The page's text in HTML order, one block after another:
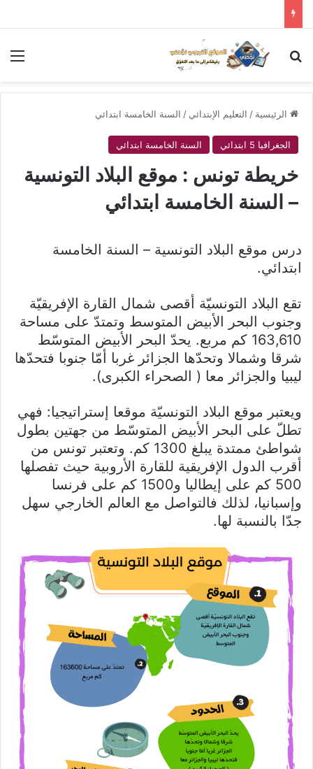
بحث عن
الرئيسية / التعليم الإبتدائي / السنة الخامسة ابتدائي
الجغرافيا 5 ابتدائي السنة الخامسة ابتدائي
خريطة تونس : موقع البلاد التونسية
– السنة الخامسة ابتدائي
درس موقع البلاد التونسية – السنة الخامسة
ابتدائي.
تقع البلاد التونسيّة أقصى شمال القارة الإفريقيّة
وجنوب البحر الأبيض المتوسط وتمتدّ على مساحة
163,610 كم مربع. يحدّ البحر الأبيض المتوسّط
شرقا وشمالا وتحدّها الجزائر غربا أمّا جنوبا فتحدّها
ليبيا والجزائر معا ( الصحراء الكبرى).
ويعتبر موقع البلاد التونسيّة موقعا إستراتيجيا: فهي
تطلّ على البحر الأبيض المتوسّط من جهتين بطول
شواطئ ممتدة يبلغ 1300 كم. وتعتبر تونس من
أقرب الدول الإفريقية للقارة الأروبية حيث تفصلها
500 كم على إيطاليا و1500 كم على فرنسا
وإسبانيا، لذلك فالتواصل مع العالم الخارجي سهل
جدّا بالنسبة لها.